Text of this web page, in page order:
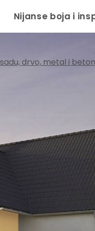
Nijanse boja i
drvo, metal i beton